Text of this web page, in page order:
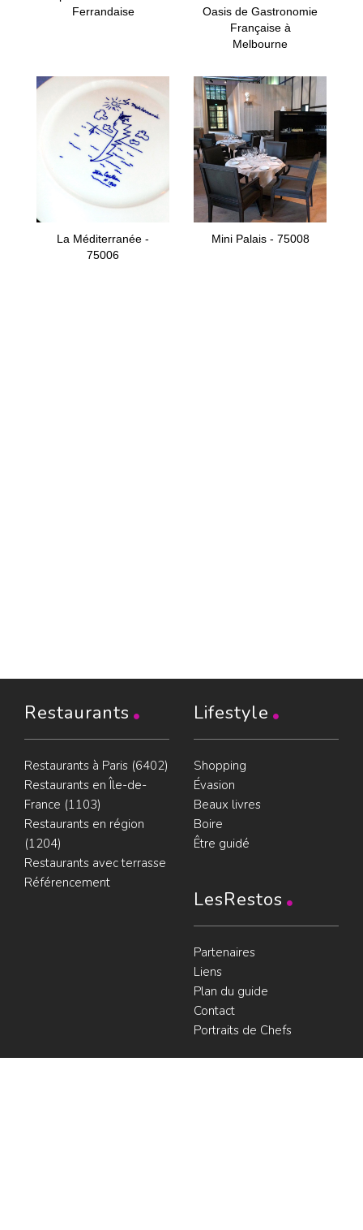
Ferrandaise
Oasis de Gastronomie
Française à
Melbourne
La Méditerranée -
75006
Mini Palais - 75008
Restaurants
Restaurants à Paris (6402)
Restaurants en Île-de-
France (1103)
Restaurants en région
(1204)
Restaurants avec terrasse
Référencement
Lifestyle
Shopping
Évasion
Beaux livres
Boire
Être guidé
LesRestos
Partenaires
Liens
Plan du guide
Contact
Portraits de Chefs